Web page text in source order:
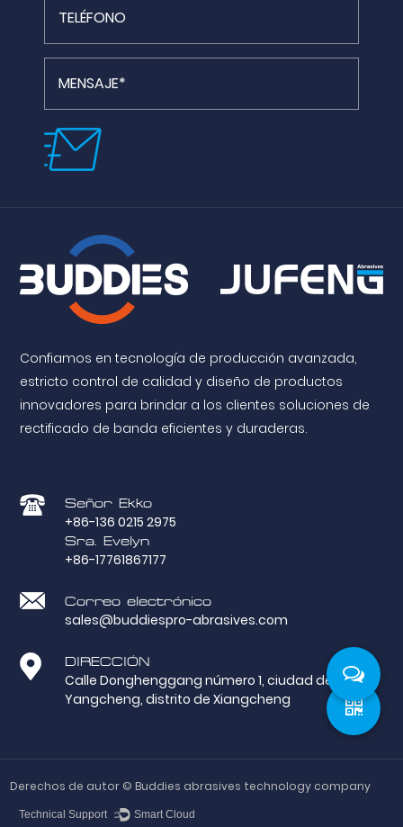
Confiamos en tecnología de producción avanzada,
estricto control de calidad y diseño de productos
innovadores para brindar a los clientes soluciones de
rectificado de banda eficientes y duraderas.
Señor Ekko
+86-136 0215 2975
Sra. Evelyn
+86-17761867177
Correo electrónico
sales@buddiespro-abrasives.com
DIRECCIÓN
Calle Donghenggang número 1, ciudad del lago
Yangcheng, distrito de Xiangcheng
Derechos de autor © Buddies abrasives technology company
Technical Support ： Smart Cloud